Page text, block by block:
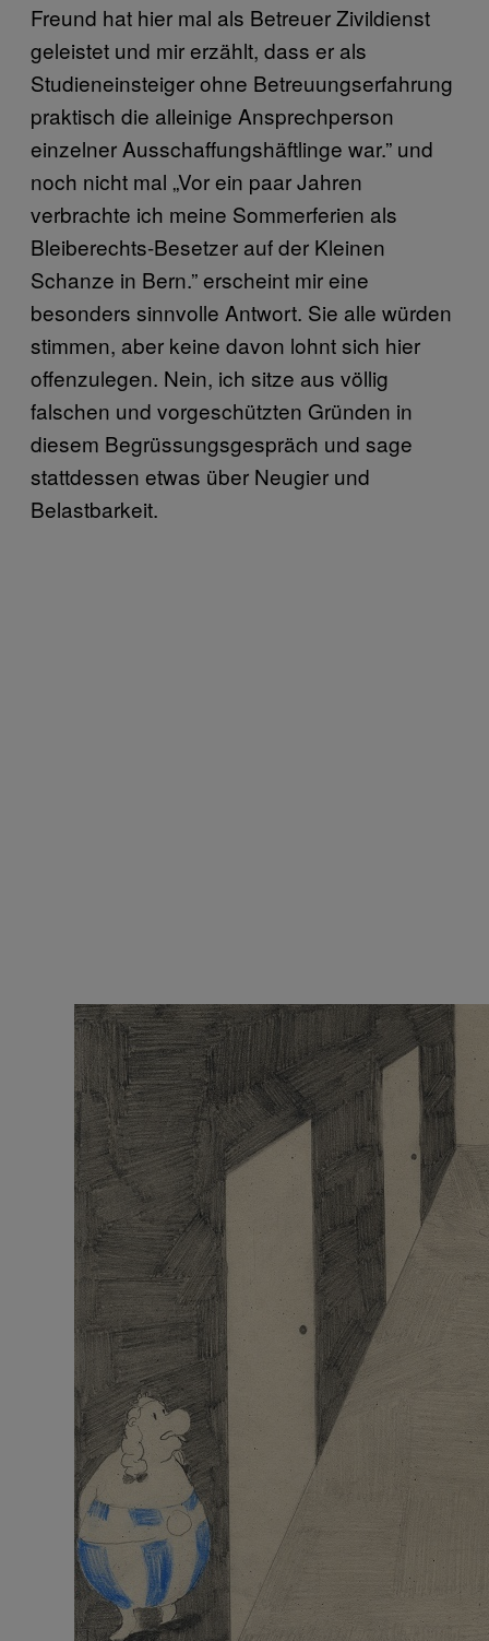
Freund hat hier mal als Betreuer Zivildienst
geleistet und mir erzählt, dass er als
Studieneinsteiger ohne Betreuungserfahrung
praktisch die alleinige Ansprechperson
einzelner Ausschaffungshäftlinge war.” und
noch nicht mal „Vor ein paar Jahren
verbrachte ich meine Sommerferien als
Bleiberechts-Besetzer auf der Kleinen
Schanze in Bern.” erscheint mir eine
besonders sinnvolle Antwort. Sie alle würden
stimmen, aber keine davon lohnt sich hier
offenzulegen. Nein, ich sitze aus völlig
falschen und vorgeschützten Gründen in
diesem Begrüssungsgespräch und sage
stattdessen etwas über Neugier und
Belastbarkeit.